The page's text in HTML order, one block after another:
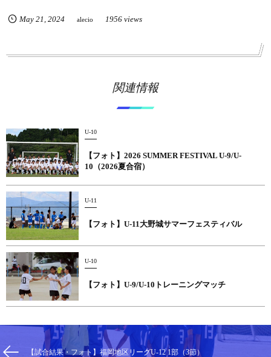
May 21 2024 alecio 1956 views
関連情報
U-10
【フォト】2026 SUMMER FESTIVAL U-9/U-
10（2026夏合宿）
U-11
【フォト】U-11大野城サマーフェスティバル
U-10
【フォト】U-9/U-10トレーニングマッチ
【試合結果・フォト】福岡地区リーグU-12 1部（3節）